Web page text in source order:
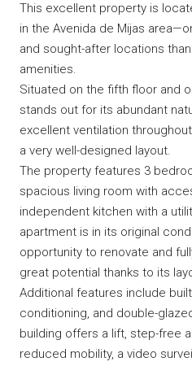
This excellent property is
in the Avenida de Mijas
and sought-after locations
amenities.
Situated on the fifth floor and
stands out for its abundant
excellent ventilation
a very well-designed layout.
The property features 3
spacious living room with
independent kitchen with a
apartment is in its original
opportunity to renovate and
great potential thanks to its
Additional features include
conditioning, and double-
building offers a lift, step-free
reduced mobility, a video